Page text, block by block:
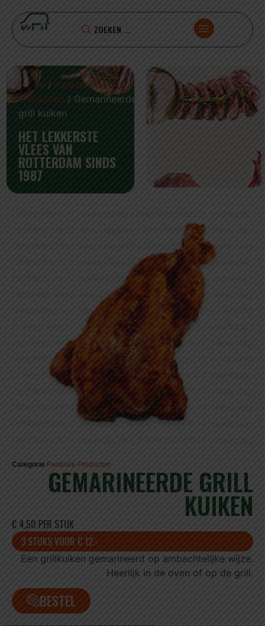
Home / Panklare
Producten / Gemarineerde
grill kuiken
HET LEKKERSTE
VLEES VAN
ROTTERDAM SINDS
1987
Categorie Panklare Producten
GEMARINEERDE GRILL
KUIKEN
€ 4,50 PER STUK
3 STUKS VOOR € 12.-
Een grillkuiken gemarineerd op ambachtelijke wijze.
Heerlijk in de oven of op de grill.
BESTEL